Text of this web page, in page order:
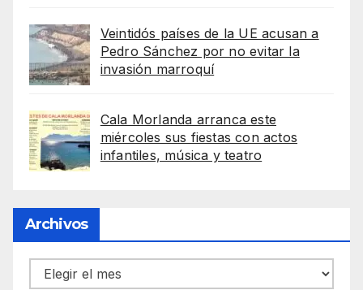
Veintidós países de la UE acusan a
Pedro Sánchez por no evitar la
invasión marroquí
Cala Morlanda arranca este
miércoles sus fiestas con actos
infantiles, música y teatro
Archivos
Archivos